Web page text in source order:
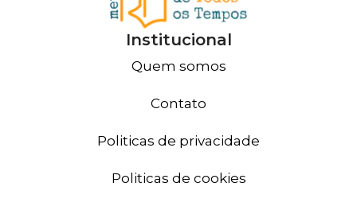
Institucional
Quem somos
Contato
Politicas de privacidade
Politicas de cookies